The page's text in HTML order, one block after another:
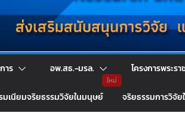
าร อพ.สธ.-มรล. โครงการพระร
มเนียมจริยธรรมวิจัยในมนุษย์ จริยธรรมการวิจั